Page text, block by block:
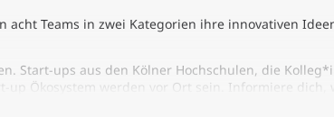
acht Teams in zwei Kategorien ihre innovativen
Start-ups aus den Kölner Hochschulen, die
up Ökosystem werden vor Ort sein. Informiere dich,